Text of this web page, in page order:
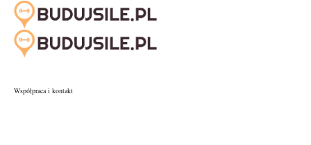
Współpraca i kontakt